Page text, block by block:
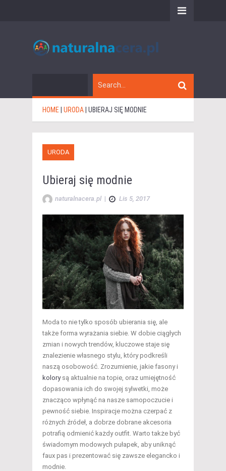
HOME URODA UBIERAJ SIĘ MODNIE
URODA
Ubieraj się modnie
naturalnacera.pl | Lis 5, 2017
Moda to nie tylko sposób ubierania się, ale
także forma wyrażania siebie. W dobie ciągłych
zmian i nowych trendów, kluczowe staje się
znalezienie własnego stylu, który podkreśli
naszą osobowość. Zrozumienie, jakie fasony i
kolorysą aktualnie na topie, oraz umiejętność
dopasowania ich do swojej sylwetki, może
znacząco wpłynąć na nasze samopoczucie i
pewność siebie. Inspiracje można czerpać z
różnych źródeł, a dobrze dobrane akcesoria
potrafią odmienić każdy outfit. Warto także być
świadomym modowych pułapek, aby uniknąć
faux pas i prezentować się zawsze elegancko i
modnie.